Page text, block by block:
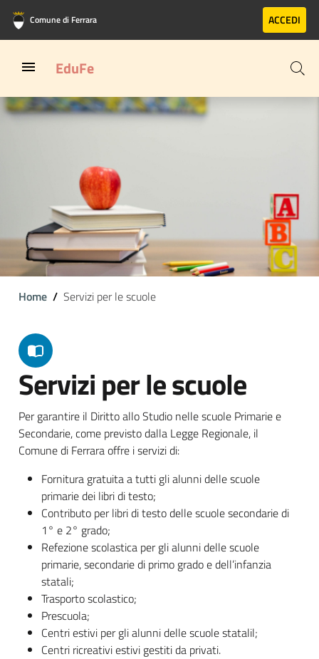
Vai al contenuto principale
Vai al footer
Comune di Ferrara ACCEDI
EduFe
Home Servizi per le scuole
Servizi per le scuole
Per garantire il Diritto allo Studio nelle scuole Primarie e
Secondarie, come previsto dalla Legge Regionale, il
Comune di Ferrara offre i servizi di:
Fornitura gratuita a tutti gli alunni delle scuole
primarie dei libri di testo;
Contributo per libri di testo delle scuole secondarie di
1° e 2° grado;
Refezione scolastica per gli alunni delle scuole
primarie, secondarie di primo grado e dell’infanzia
statali;
Trasporto scolastico;
Prescuola;
Centri estivi per gli alunni delle scuole statalil;
Centri ricreativi estivi gestiti da privati.